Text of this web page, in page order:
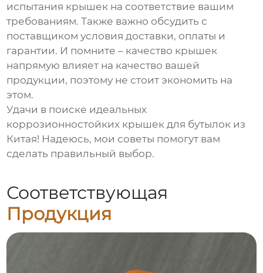
испытания крышек на соответствие вашим
требованиям. Также важно обсудить с
поставщиком условия доставки, оплаты и
гарантии. И помните – качество крышек
напрямую влияет на качество вашей
продукции, поэтому не стоит экономить на
этом.
Удачи в поиске идеальных
коррозионностойких крышек для бутылок из
Китая! Надеюсь, мои советы помогут вам
сделать правильный выбор.
Соответствующая
Продукция